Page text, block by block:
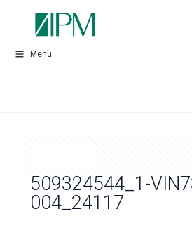
Menu
509324544_1-
004_24117